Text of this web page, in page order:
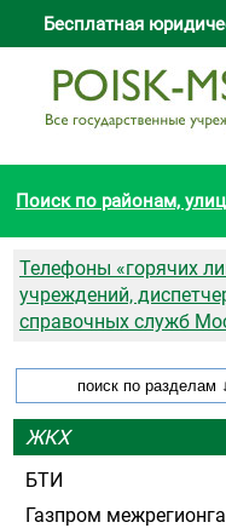
Бесплатная
Поиск по районам,
Телефоны «горячих
учреждений,
справочных служб
ЖКХ
БТИ
Газпром